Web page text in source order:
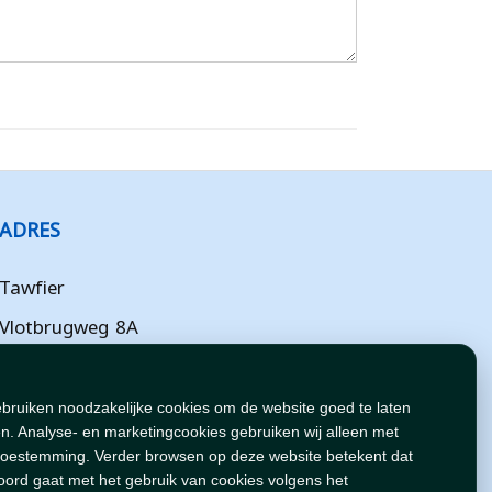
noodzakelijke cookies om de website goed te laten
Analyse- en marketingcookies gebruiken wij alleen met
Verder browsen op deze website betekent dat
gaat met het gebruik van cookies volgens het
ADRES
Tawfier
Vlotbrugweg 8A
Flevoland
NL